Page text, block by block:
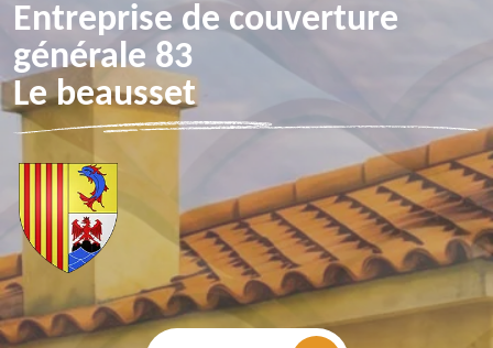
Entreprise de couverture
générale 83
Le beausset